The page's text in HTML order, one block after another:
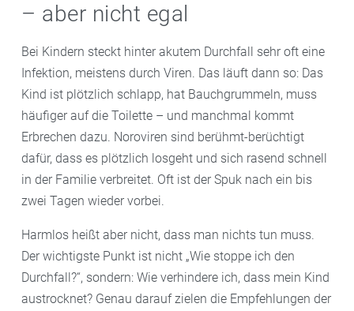
– aber nicht egal
Bei Kindern steckt hinter akutem Durchfall sehr oft eine
Infektion, meistens durch Viren. Das läuft dann so: Das
Kind ist plötzlich schlapp, hat Bauchgrummeln, muss
häufiger auf die Toilette – und manchmal kommt
Erbrechen dazu. Noroviren sind berühmt-berüchtigt
dafür, dass es plötzlich losgeht und sich rasend schnell
in der Familie verbreitet. Oft ist der Spuk nach ein bis
zwei Tagen wieder vorbei.
Harmlos heißt aber nicht, dass man nichts tun muss.
Der wichtigste Punkt ist nicht „Wie stoppe ich den
Durchfall?“, sondern: Wie verhindere ich, dass mein Kind
austrocknet? Genau darauf zielen die Empfehlungen der